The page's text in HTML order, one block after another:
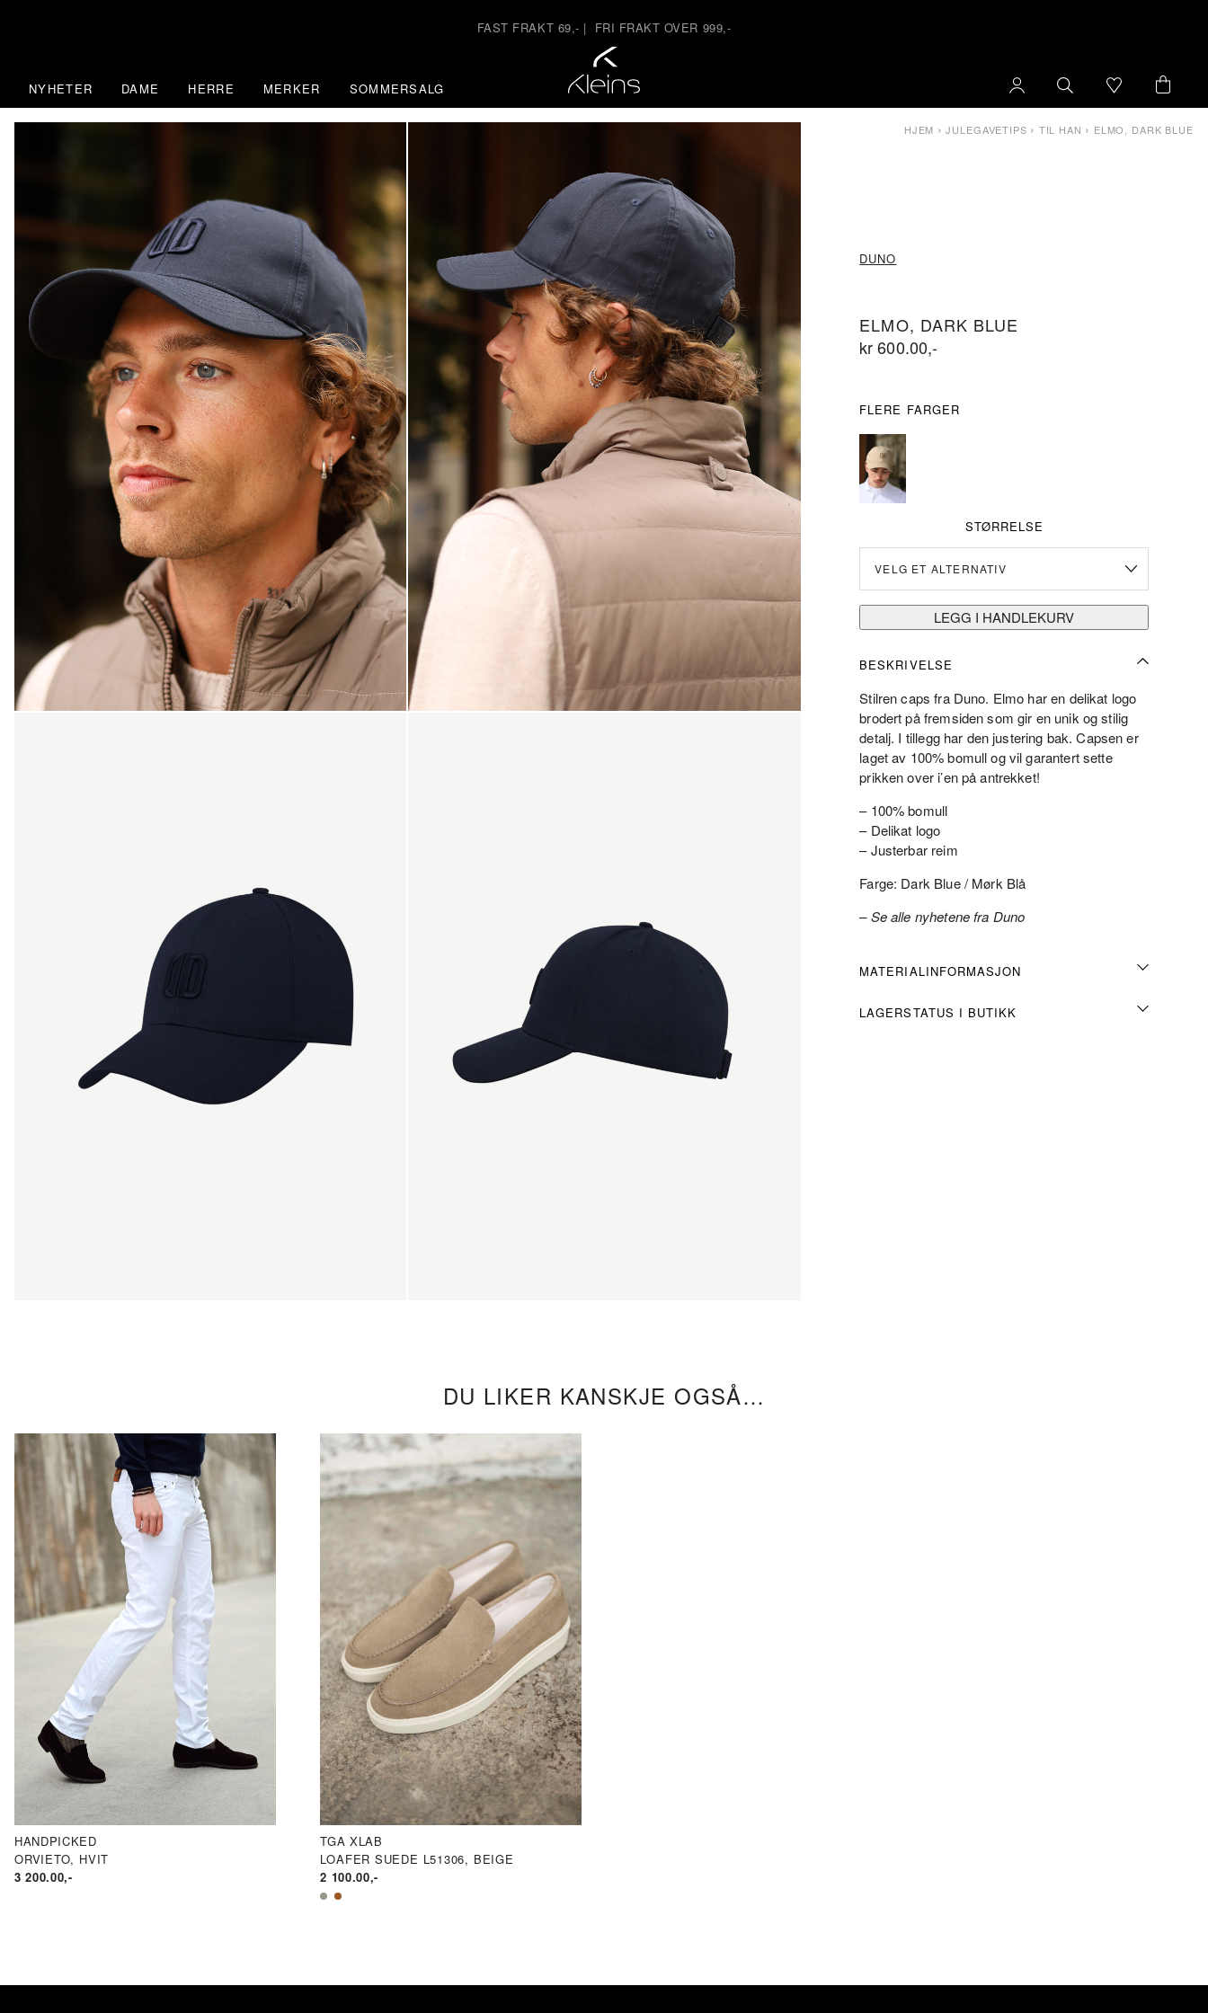
FAST FRAKT 69,- | FRI FRAKT OVER 999,-
NYHETER DAME HERRE MERKER SOMMERSALG
DUNO
ELMO, DARK BLUE
kr600.00,-
FLERE FARGER
HJEM › JULEGAVETIPS › TIL HAN › ELMO, DARK BLUE
STØRRELSE
LEGG I HANDLEKURV
BESKRIVELSE
Stilren caps fra Duno. Elmo har en delikat logo
brodert på fremsiden som gir en unik og stilig
detalj. I tillegg har den justering bak. Capsen er
laget av 100% bomull og vil garantert sette
prikken over i’en på antrekket!
– 100% bomull
– Delikat logo
– Justerbar reim
Farge: Dark Blue / Mørk Blå
– Se alle nyhetene fra Duno
MATERIALINFORMASJON
LAGERSTATUS I BUTIKK
DU LIKER KANSKJE OGSÅ…
HANDPICKED
ORVIETO, HVIT
3 200.00,-
TGA XLAB
LOAFER SUEDE L51306, BEIGE
2 100.00,-